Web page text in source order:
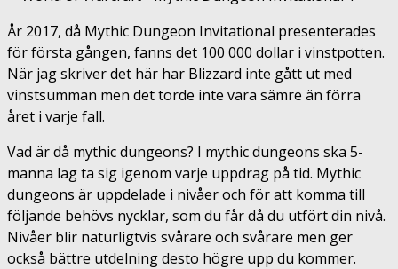
År 2017, då Mythic Dungeon Invitational presenterades
för första gången, fanns det 100 000 dollar i vinstpotten.
När jag skriver det här har Blizzard inte gått ut med
vinstsumman men det torde inte vara sämre än förra
året i varje fall.
Vad är då mythic dungeons? I mythic dungeons ska 5-
manna lag ta sig igenom varje uppdrag på tid. Mythic
dungeons är uppdelade i nivåer och för att komma till
följande behövs nycklar, som du får då du utfört din nivå.
Nivåer blir naturligtvis svårare och svårare men ger
också bättre utdelning desto högre upp du kommer.